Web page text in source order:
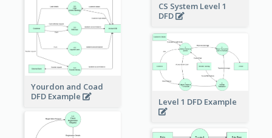
CS System Level 1
DFD
Yourdon and Coad
DFD Example
Level 1 DFD Example